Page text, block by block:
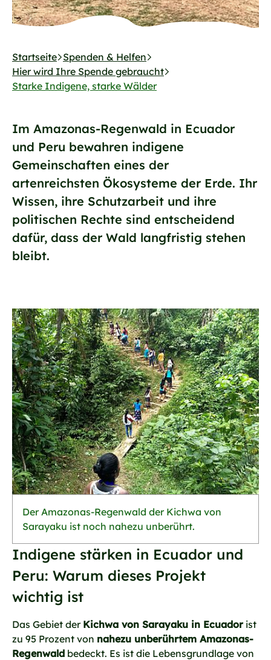
Startseite Spenden & Helfen
Hier wird Ihre Spende gebraucht
Starke Indigene, starke Wälder
Im Amazonas-Regenwald in Ecuador
und Peru bewahren indigene
Gemeinschaften eines der
artenreichsten Ökosysteme der Erde. Ihr
Wissen, ihre Schutzarbeit und ihre
politischen Rechte sind entscheidend
dafür, dass der Wald langfristig stehen
bleibt.
Der Amazonas-Regenwald der Kichwa von
Sarayaku ist noch nahezu unberührt.
Indigene stärken in Ecuador und
Peru: Warum dieses Projekt
wichtig ist
Das Gebiet der Kichwa von Sarayaku in Ecuadorist
zu 95 Prozent von nahezu unberührtem Amazonas-
Regenwald bedeckt. Es ist die Lebensgrundlage von